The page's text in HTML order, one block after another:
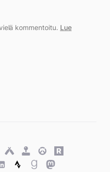
kommentoitu. Lue
Untappd
Retro
Achievements
Overwatch
Rawg.io
StravaGoodreads
Mastodon